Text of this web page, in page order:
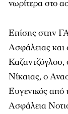
νωρίτερα στο
Επίσης στην
Ασφάλειας και
Καζαντζόγλου,
Νίκαιας, ο
Ευγενικός
Ασφάλεια